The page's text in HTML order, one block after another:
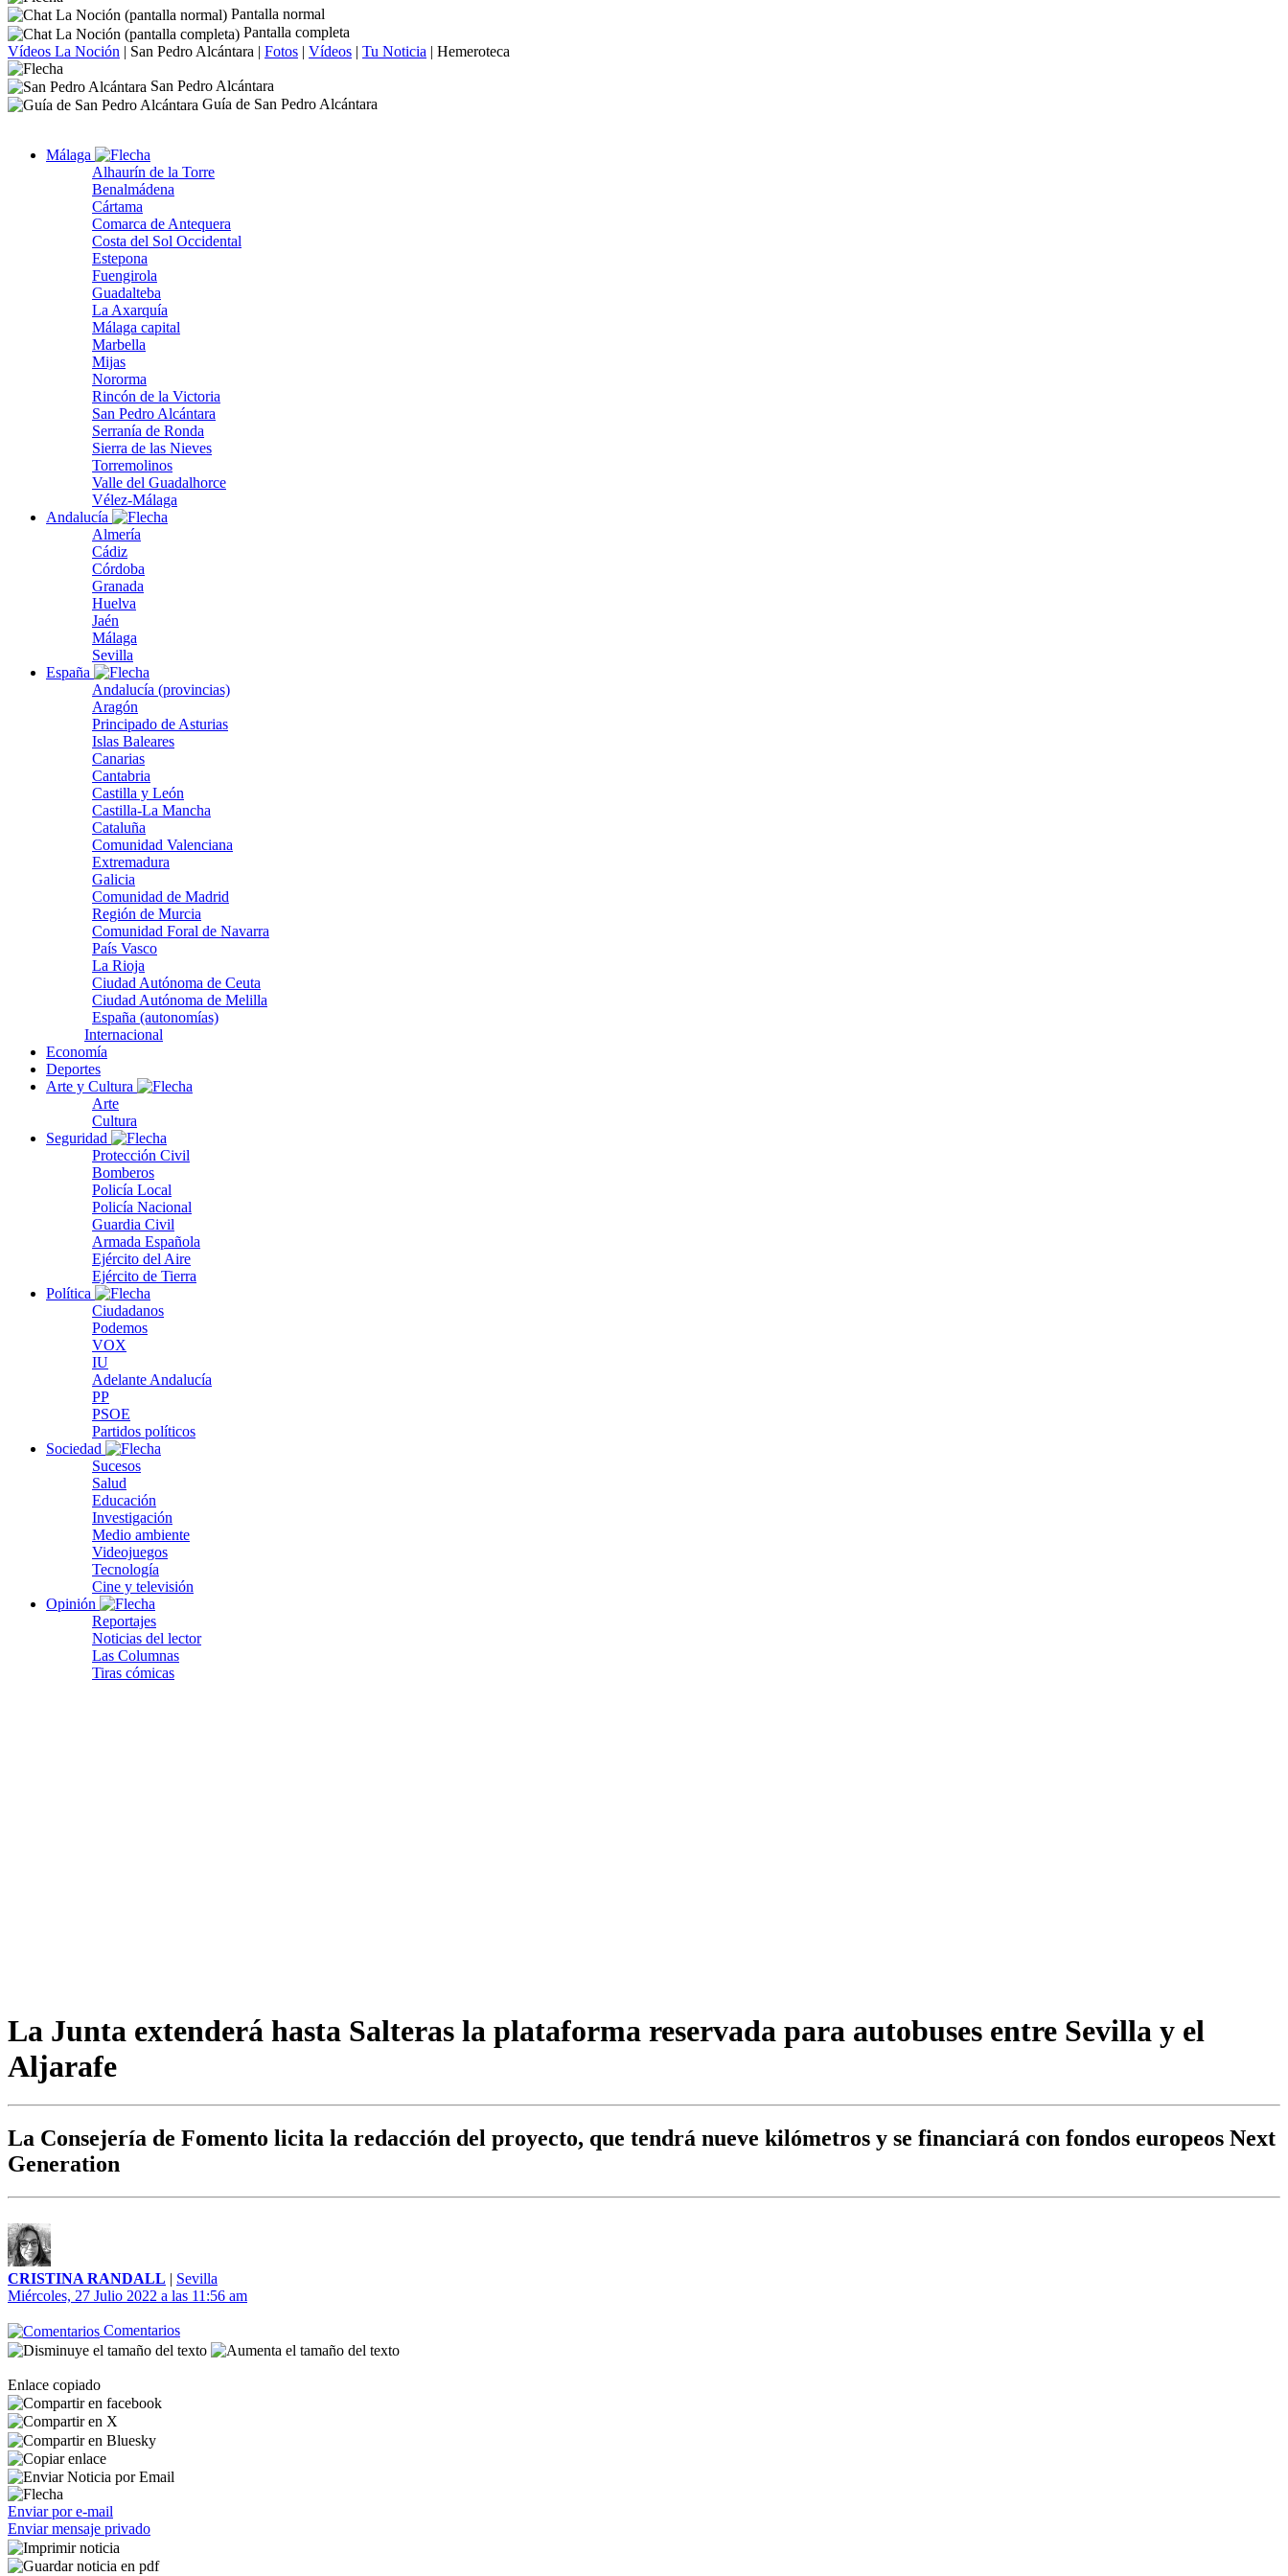
Pantalla normal
Pantalla completa
Vídeos La Noción | San Pedro Alcántara | Fotos | Vídeos | Tu Noticia | Hemeroteca
San Pedro Alcántara
Guía de San Pedro Alcántara
Málaga
Alhaurín de la Torre
Benalmádena
Cártama
Comarca de Antequera
Costa del Sol Occidental
Estepona
Fuengirola
Guadalteba
La Axarquía
Málaga capital
Marbella
Mijas
Nororma
Rincón de la Victoria
San Pedro Alcántara
Serranía de Ronda
Sierra de las Nieves
Torremolinos
Valle del Guadalhorce
Vélez-Málaga
Andalucía
Almería
Cádiz
Córdoba
Granada
Huelva
Jaén
Málaga
Sevilla
España
Andalucía (provincias)
Aragón
Principado de Asturias
Islas Baleares
Canarias
Cantabria
Castilla y León
Castilla-La Mancha
Cataluña
Comunidad Valenciana
Extremadura
Galicia
Comunidad de Madrid
Región de Murcia
Comunidad Foral de Navarra
País Vasco
La Rioja
Ciudad Autónoma de Ceuta
Ciudad Autónoma de Melilla
España (autonomías)
Internacional
Economía
Deportes
Arte y Cultura
Arte
Cultura
Seguridad
Protección Civil
Bomberos
Policía Local
Policía Nacional
Guardia Civil
Armada Española
Ejército del Aire
Ejército de Tierra
Política
Ciudadanos
Podemos
VOX
IU
Adelante Andalucía
PP
PSOE
Partidos políticos
Sociedad
Sucesos
Salud
Educación
Investigación
Medio ambiente
Videojuegos
Tecnología
Cine y televisión
Opinión
Reportajes
Noticias del lector
Las Columnas
Tiras cómicas
La Junta extenderá hasta Salteras la plataforma reservada para autobuses entre Sevilla y el
Aljarafe
La Consejería de Fomento licita la redacción del proyecto, que tendrá nueve kilómetros y se financiará con fondos europeos Next
Generation
CRISTINA RANDALL | Sevilla
Miércoles, 27 Julio 2022 a las 11:56 am
Comentarios
Enlace copiado
Enviar por e-mail
Enviar mensaje privado